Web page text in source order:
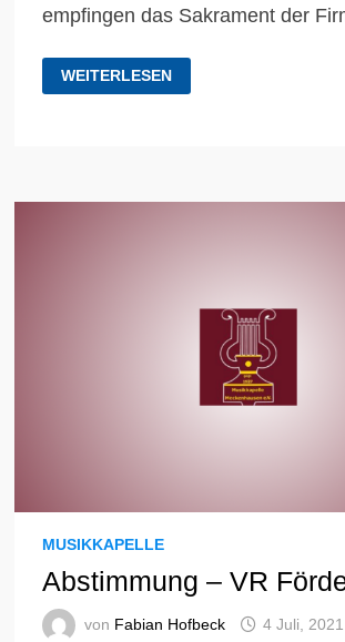
empfingen das Sakrament der
FIRMUNG
2021
WEITERLESEN
MUSIKKAPELLE
Abstimmung – VR
von Fabian Hofbeck 4 Juli, 2021